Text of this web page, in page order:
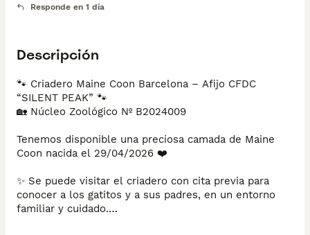
Responde en 1 día
Descripción
🐾 Criadero Maine Coon Barcelona – Afijo CFDC
“SILENT PEAK” 🐾
🏡 Núcleo Zoológico Nº B2024009
Tenemos disponible una preciosa camada de Maine
Coon nacida el 29/04/2026 ❤️
✨ Se puede visitar el criadero con cita previa para
conocer a los gatitos y a sus padres, en un entorno
familiar y cuidado.